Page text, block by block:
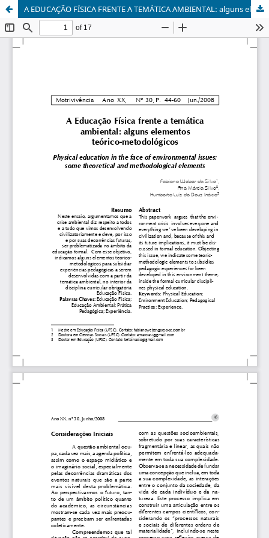
A EDUCAÇÃO FÍSICA FRENTE A TEMÁTICA AMBIENTAL: alguns elementos teórico-metodológicos